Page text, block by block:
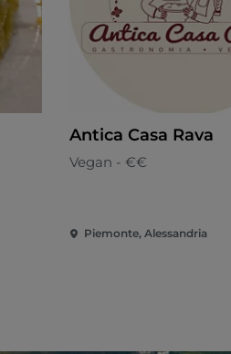
Antica Casa Rava
Vegan - €€
Piemonte, Alessandria